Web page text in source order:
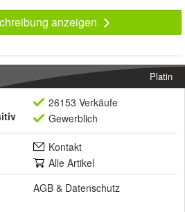
anzeigen
Platin
26153 Verkäufe
Gewerblich
Kontakt
Alle Artikel
AGB & Datenschutz